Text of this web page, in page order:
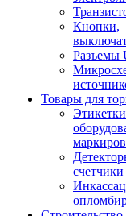
Кнопки,
Разъемы
Товары для